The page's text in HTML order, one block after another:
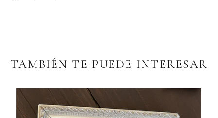
TAMBIÉN TE PUEDE INTERESAR